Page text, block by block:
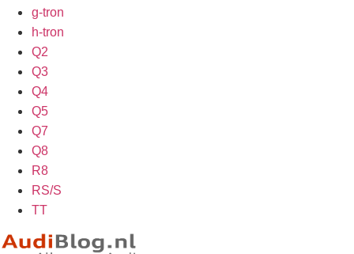
g-tron
h-tron
Q2
Q3
Q4
Q5
Q7
Q8
R8
RS/S
TT